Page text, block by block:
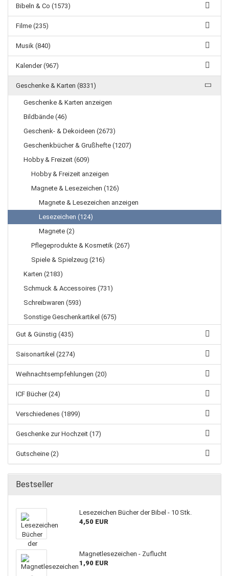
Bibeln & Co (1573)
Filme (235)
Musik (840)
Kalender (967)
Geschenke & Karten (8331)
Geschenke & Karten anzeigen
Bildbände (46)
Geschenk- & Dekoideen (2673)
Geschenkbücher & Grußhefte (1207)
Hobby & Freizeit (609)
Hobby & Freizeit anzeigen
Magnete & Lesezeichen (126)
Magnete & Lesezeichen anzeigen
Lesezeichen (124)
Magnete (2)
Pflegeprodukte & Kosmetik (267)
Spiele & Spielzeug (216)
Karten (2183)
Schmuck & Accessoires (731)
Schreibwaren (593)
Sonstige Geschenkartikel (675)
Gut & Günstig (435)
Saisonartikel (2274)
Weihnachtsempfehlungen (20)
ICF Bücher (24)
Verschiedenes (1899)
Geschenke zur Hochzeit (17)
Gutscheine (2)
Bestseller
Lesezeichen Bücher der Bibel - 10 Stk.
4,50 EUR
Magnetlesezeichen - Zuflucht
1,90 EUR